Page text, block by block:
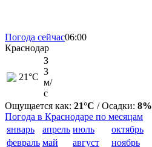
Погода сейчас06:00
Краснодар
21°C
З
3
м/
с
Ощущается как: 21°C / Осадки: 8%
Погода в Краснодаре по месяцам
январь
апрель июль
октябрь
февраль май август ноябрь